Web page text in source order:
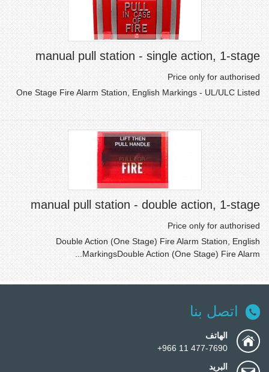
manual pull station - single action, 1-stage
Price only for authorised
One Stage Fire Alarm Station, English Markings - UL/ULC Listed
manual pull station - double action, 1-stage
Price only for authorised
Double Action (One Stage) Fire Alarm Station, English
MarkingsDouble Action (One Stage) Fire Alarm...
اتصل بنا
الهاتف
477-7690 11 966+
البريد